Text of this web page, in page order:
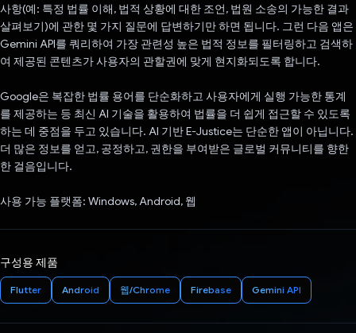
사항(예: 특정 법률 이해, 법적 상황에 대한 조언, 법원 소송의 가능한 결과
살펴보기)에 관한 몇 가지 질문에 답변하기만 하면 됩니다. 그런 다음 앱은
Gemini API를 쿼리하여 가장 관련성 높은 법적 정보를 필터링하고 검색하
여 제공된 콘텐츠가 사용자의 관할권에 맞게 현지화되도록 합니다.
Google은 복잡한 법률 용어를 단순화하고 사용자에게 실행 가능한 통계
를 제공하는 등 최신 AI 기술을 활용하여 법률을 더 쉽게 접근할 수 있도록
하는 데 중점을 두고 있습니다. AI 기반 E-Justice는 단순한 앱이 아닙니다.
더 많은 정보를 얻고, 공정하고, 권한을 부여받은 글로벌 커뮤니티를 향한
한 걸음입니다.
사용 가능 플랫폼: Windows, Android, 웹
구성용 제품
Flutter Android 웹/Chrome Firebase Gemini API